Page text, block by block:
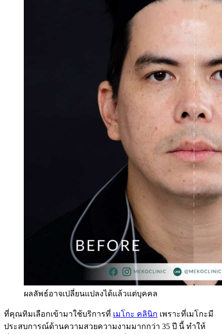
ผลลัพธ์อาจเปลี่ยนแปลงได้แล้วแต่บุคคล
ที่คุณทิมเลือกเข้ามาใช้บริการที่ เมโกะ คลินิก เพราะที่เมโกะมี
ประสบการณ์ด้านความสวยความงามมากกว่า 35 ปี นี้ ทำให้